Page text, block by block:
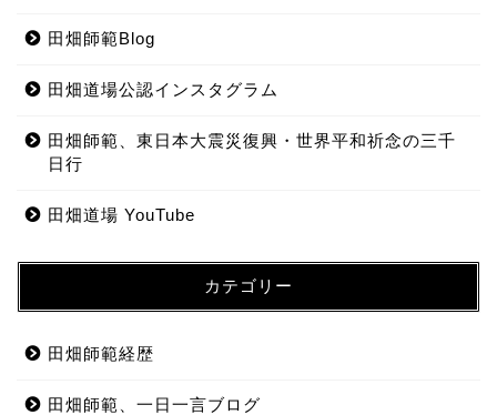
田畑師範Blog
田畑道場公認インスタグラム
田畑師範、東日本大震災復興・世界平和祈念の三千
日行
田畑道場 YouTube
カテゴリー
田畑師範経歴
田畑師範、一日一言ブログ